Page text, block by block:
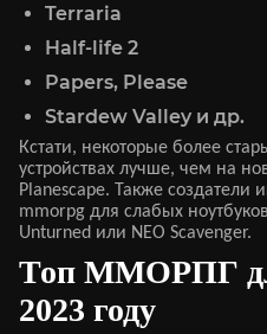
Terraria
Half-life 2
Papers, Please
Stardew Valley и др.
Кстати, некоторые более
устройствах лучше, чем на
Planescape. Также создатели
mmorpg для слабых
Unturned или NEO Scavenger.
Топ ММОРПГ
2023 году